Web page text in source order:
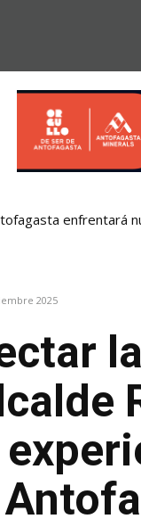
enfrentará
2025